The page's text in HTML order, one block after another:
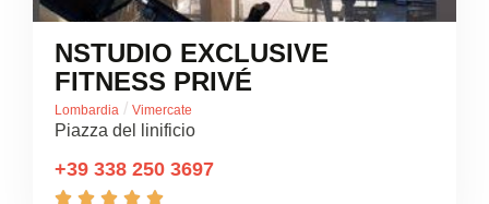
NSTUDIO EXCLUSIVE
FITNESS PRIVÉ
Lombardia / Vimercate
Piazza del linificio
+39 338 250 3697
    